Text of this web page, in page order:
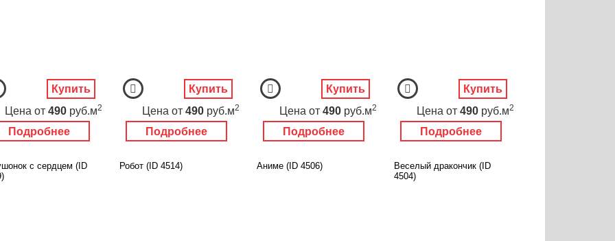
Подробнее
Цена от 490 руб.м2
Купить
Подробнее
Цена от 490 руб.м2
Купить
Подробнее
Цена от 490 руб.м2
Купить
Подробнее
Цена от 490 руб.м2
Купить
с сердцем (ID
Робот (ID 4514) Аниме (ID 4506)
Веселый дракончик (ID
4504)